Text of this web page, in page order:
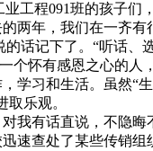
工程091班的孩子们
两年，我们在一齐有
话记下了。“听话、
个怀有感恩之心的人
学习和生活。虽然“
乐观。
我有话直说，不隐晦
速查处了某些传销组